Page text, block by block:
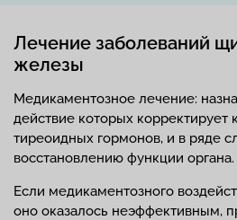
Лечение заболеваний
железы
Медикаментозное лечение:
действие которых корректирует
тиреоидных гормонов, и в ряде
восстановлению функции органа.
Если медикаментозного
оно оказалось неэффективным,